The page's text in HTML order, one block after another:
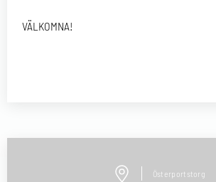
VÄLKOMNA!
Österportstorg